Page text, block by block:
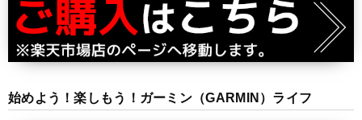
始めよう！楽しもう！ガーミン（GARMIN）ライフ